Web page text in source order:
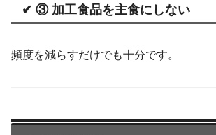
✔ ③ 加工食品を主食にしない
頻度を減らすだけでも十分です。